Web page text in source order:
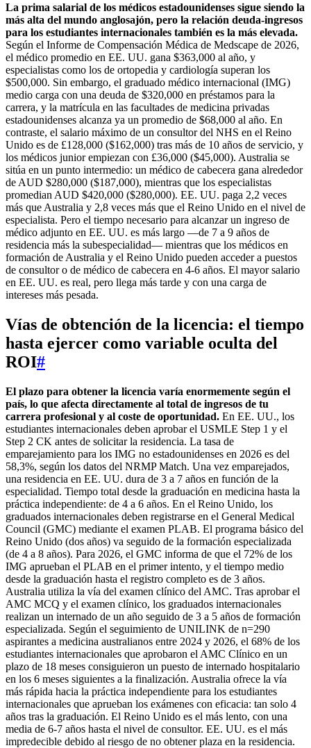
La prima salarial de los médicos estadounidenses sigue siendo la
más alta del mundo anglosajón, pero la relación deuda-ingresos
para los estudiantes internacionales también es la más elevada.
Según el Informe de Compensación Médica de Medscape de 2026,
el médico promedio en EE. UU. gana $363,000 al año, y
especialistas como los de ortopedia y cardiología superan los
$500,000. Sin embargo, el graduado médico internacional (IMG)
medio carga con una deuda de $320,000 en préstamos para la
carrera, y la matrícula en las facultades de medicina privadas
estadounidenses alcanza ya un promedio de $68,000 al año. En
contraste, el salario máximo de un consultor del NHS en el Reino
Unido es de £128,000 ($162,000) tras más de 10 años de servicio, y
los médicos junior empiezan con £36,000 ($45,000). Australia se
sitúa en un punto intermedio: un médico de cabecera gana alrededor
de AUD $280,000 ($187,000), mientras que los especialistas
promedian AUD $420,000 ($280,000). EE. UU. paga 2,2 veces
más que Australia y 2,8 veces más que el Reino Unido en el nivel de
especialista. Pero el tiempo necesario para alcanzar un ingreso de
médico adjunto en EE. UU. es más largo —de 7 a 9 años de
residencia más la subespecialidad— mientras que los médicos en
formación de Australia y el Reino Unido pueden acceder a puestos
de consultor o de médico de cabecera en 4-6 años. El mayor salario
en EE. UU. es real, pero llega más tarde y con una carga de
intereses más pesada.
Vías de obtención de la licencia: el tiempo
hasta ejercer como variable oculta del
ROI#
El plazo para obtener la licencia varía enormemente según el
país, lo que afecta directamente al total de ingresos de tu
carrera profesional y al coste de oportunidad. En EE. UU., los
estudiantes internacionales deben aprobar el USMLE Step 1 y el
Step 2 CK antes de solicitar la residencia. La tasa de
emparejamiento para los IMG no estadounidenses en 2026 es del
58,3%, según los datos del NRMP Match. Una vez emparejados,
una residencia en EE. UU. dura de 3 a 7 años en función de la
especialidad. Tiempo total desde la graduación en medicina hasta la
práctica independiente: de 4 a 6 años. En el Reino Unido, los
graduados internacionales deben registrarse en el General Medical
Council (GMC) mediante el examen PLAB. El programa básico del
Reino Unido (dos años) va seguido de la formación especializada
(de 4 a 8 años). Para 2026, el GMC informa de que el 72% de los
IMG aprueban el PLAB en el primer intento, y el tiempo medio
desde la graduación hasta el registro completo es de 3 años.
Australia utiliza la vía del examen clínico del AMC. Tras aprobar el
AMC MCQ y el examen clínico, los graduados internacionales
realizan un internado de un año seguido de 3 a 5 años de formación
especializada. Según el seguimiento de UNILINK de n=290
aspirantes a medicina australianos entre 2024 y 2026, el 68% de los
estudiantes internacionales que aprobaron el AMC Clínico en un
plazo de 18 meses consiguieron un puesto de internado hospitalario
en los 6 meses siguientes a la finalización. Australia ofrece la vía
más rápida hacia la práctica independiente para los estudiantes
internacionales que aprueban los exámenes con eficacia: tan solo 4
años tras la graduación. El Reino Unido es el más lento, con una
media de 6-7 años hasta el nivel de consultor. EE. UU. es el más
impredecible debido al riesgo de no obtener plaza en la residencia.